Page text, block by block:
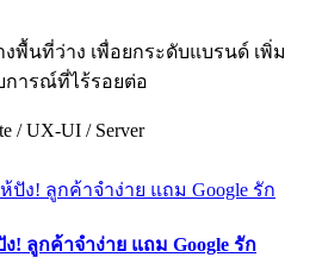
พื้นที่ว่าง เพื่อยกระดับแบรนด์ เพิ่ม
การณ์ที่ไร้รอยต่อ
/ UX-UI / Server
! ลูกค้าจำง่าย แถม Google รัก